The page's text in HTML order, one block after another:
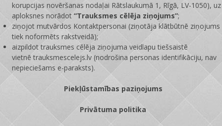
korupcijas novēršanas nodaļai Rātslaukumā 1, Rīgā, LV-1050), uz
aploksnes norādot“Trauksmes cēlēja ziņojums”;
ziņojot mutvārdos Kontaktpersonai (ziņotāja klātbūtnē ziņojums
tiek noformēts rakstveidā);
aizpildot trauksmes cēlēja ziņojuma veidlapu tiešsaistē
vietnētrauksmescelejs.lv (nodrošina personas identifikāciju, nav
nepieciešams e-paraksts).
Piekļūstamības paziņojums
Privātuma politika